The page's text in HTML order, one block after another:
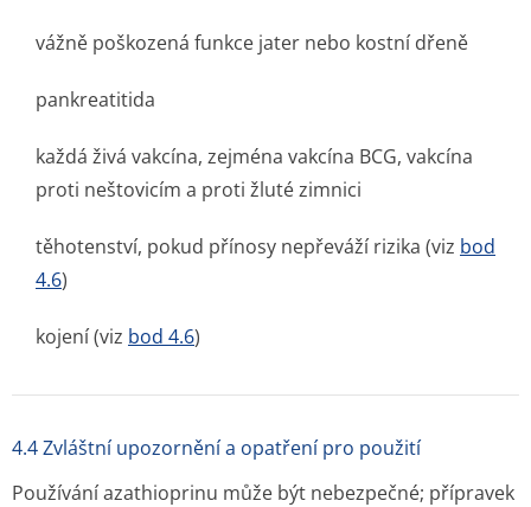
vážně poškozená funkce jater nebo kostní dřeně
pankreatitida
každá živá vakcína, zejména vakcína BCG, vakcína
proti neštovicím a proti žluté zimnici
těhotenství, pokud přínosy nepřeváží rizika (viz bod
4.6)
kojení (viz bod 4.6)
4.4 Zvláštní upozornění a opatření pro použití
Používání azathioprinu může být nebezpečné; přípravek